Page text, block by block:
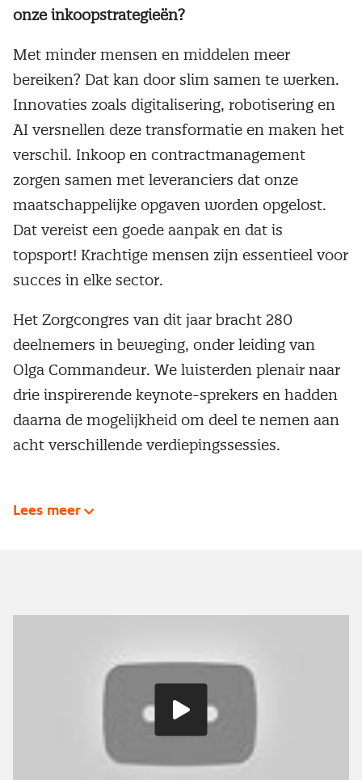
onze inkoopstrategieën?
Met minder mensen en middelen meer
bereiken? Dat kan door slim samen te werken.
Innovaties zoals digitalisering, robotisering en
AI versnellen deze transformatie en maken het
verschil. Inkoop en contractmanagement
zorgen samen met leveranciers dat onze
maatschappelijke opgaven worden opgelost.
Dat vereist een goede aanpak en dat is
topsport! Krachtige mensen zijn essentieel voor
succes in elke sector.
Het Zorgcongres van dit jaar bracht 280
deelnemers in beweging, onder leiding van
Olga Commandeur. We luisterden plenair naar
drie inspirerende keynote-sprekers en hadden
daarna de mogelijkheid om deel te nemen aan
acht verschillende verdiepingssessies.
Lees meer
Speel
video